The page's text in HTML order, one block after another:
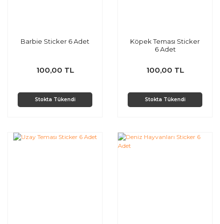
Barbie Sticker 6 Adet
100,00 TL
Stokta Tükendi
Köpek Teması Sticker
6 Adet
100,00 TL
Stokta Tükendi